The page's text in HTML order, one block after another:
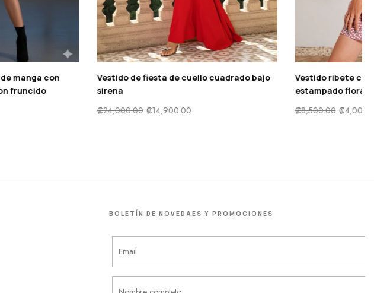
de tirantes con estampado floral
drapeado con abertura muslo de
Vestido con estampado de manga con
volante fruncido bajo con fruncido
₡9,500.00
BOLETÍN DE NOVEDAES Y PROMOCIONES